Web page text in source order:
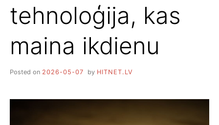
tehnoloģija, kas
maina ikdienu
Posted on 2026-05-07 by HITNET.LV